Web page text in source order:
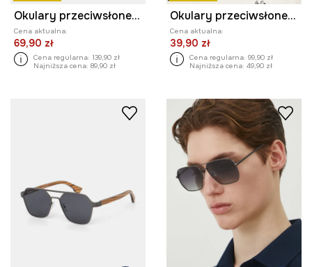
Okulary przeciwsłoneczne kwadratowe męskie z acetatem
Cena aktualna:
69,90 zł
Cena regularna: 139,90 zł
Najniższa cena: 89,90 zł
Okulary przeciwsłoneczne męskie z polaryzacją kolor brązowy
Cena aktualna:
39,90 zł
Cena regularna: 99,90 zł
Najniższa cena: 49,90 zł